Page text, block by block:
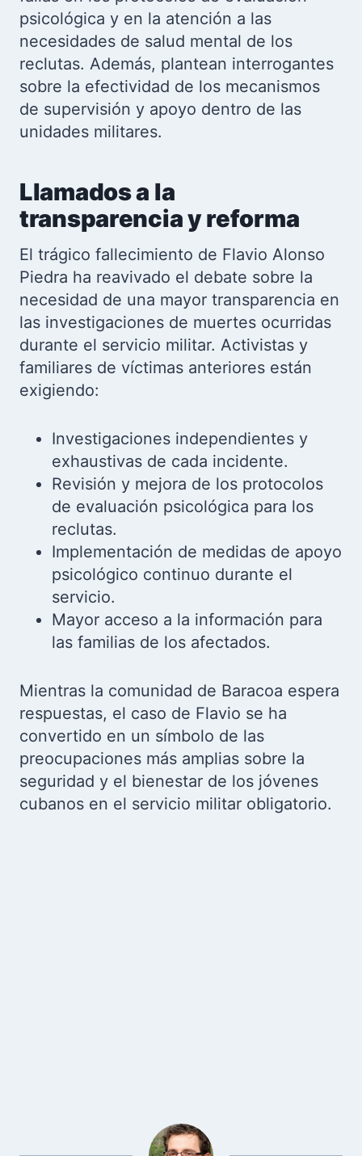
psicológica y en la atención a las
necesidades de salud mental de los
reclutas. Además, plantean interrogantes
sobre la efectividad de los mecanismos
de supervisión y apoyo dentro de las
unidades militares.
Llamados a la
transparencia y reforma
El trágico fallecimiento de Flavio Alonso
Piedra ha reavivado el debate sobre la
necesidad de una mayor transparencia en
las investigaciones de muertes ocurridas
durante el servicio militar. Activistas y
familiares de víctimas anteriores están
exigiendo:
Investigaciones independientes y
exhaustivas de cada incidente.
Revisión y mejora de los protocolos
de evaluación psicológica para los
reclutas.
Implementación de medidas de apoyo
psicológico continuo durante el
servicio.
Mayor acceso a la información para
las familias de los afectados.
Mientras la comunidad de Baracoa espera
respuestas, el caso de Flavio se ha
convertido en un símbolo de las
preocupaciones más amplias sobre la
seguridad y el bienestar de los jóvenes
cubanos en el servicio militar obligatorio.